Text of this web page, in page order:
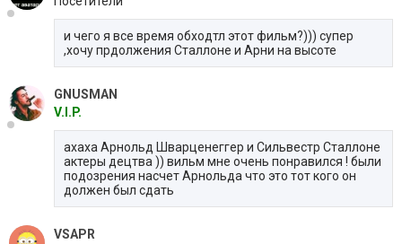
и чего я все время обходтл этот фильм?))) супер
,хочу прдолжения Сталлоне и Арни на высоте
GNUSMAN
V.I.P.
ахаха Арнольд Шварценеггер и Сильвестр Сталлоне
актеры децтва )) вильм мне очень понравился ! были
подозрения насчет Арнольда что это тот кого он
должен был сдать
VSAPR